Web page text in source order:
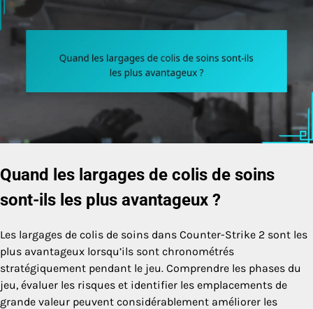
Quand les largages de colis de soins
sont-ils les plus avantageux ?
Les largages de colis de soins dans Counter-Strike 2 sont les
plus avantageux lorsqu’ils sont chronométrés
stratégiquement pendant le jeu. Comprendre les phases du
jeu, évaluer les risques et identifier les emplacements de
grande valeur peuvent considérablement améliorer les